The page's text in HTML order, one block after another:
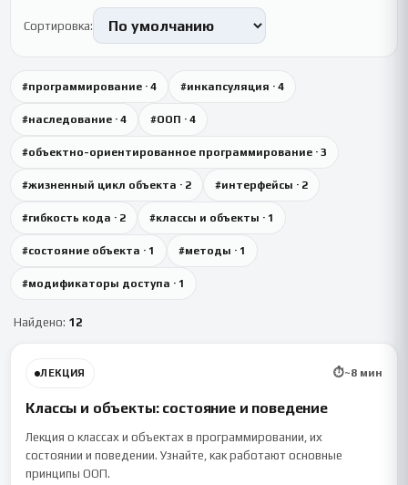
Сортировка:
#программирование ·4 #инкапсуляция ·4
#наследование ·4 #ООП ·4
#объектно-ориентированное программирование ·3
#жизненный цикл объекта · 2 #интерфейсы · 2
#гибкость кода · 2 #классы и объекты · 1
#состояние объекта · 1 #методы · 1
#модификаторы доступа · 1
Найдено: 12
ЛЕКЦИЯ ⏱~8мин
Классы и объекты: состояние и поведение
Лекция о классах и объектах в программировании, их
состоянии и поведении. Узнайте, как работают основные
принципы ООП.